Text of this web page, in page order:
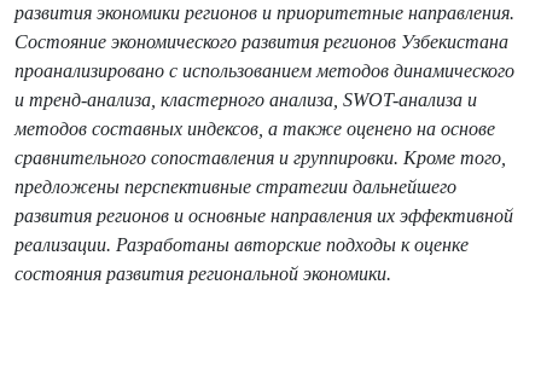
развития экономики регионов и приоритетные направления.
Состояние экономического развития регионов Узбекистана
проанализировано с использованием методов динамического
и тренд-анализа, кластерного анализа, SWOT-анализа и
методов составных индексов, а также оценено на основе
сравнительного сопоставления и группировки. Кроме того,
предложены перспективные стратегии дальнейшего
развития регионов и основные направления их эффективной
реализации. Разработаны авторские подходы к оценке
состояния развития региональной экономики.